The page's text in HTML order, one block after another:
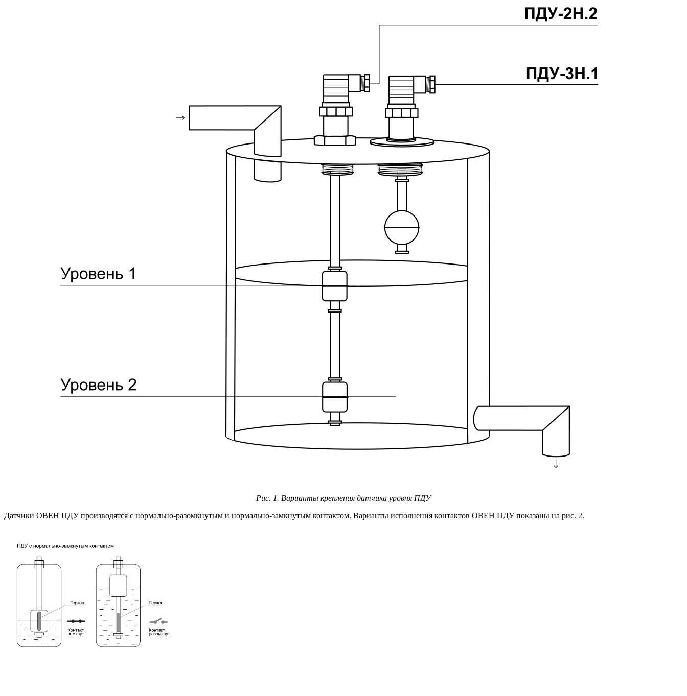
Рис. 1. Варианты крепления датчика уровня ПДУ
Датчики ОВЕН ПДУ производятся с нормально-разомкнутым и нормально-замкнутым контактом. Варианты исполнения контактов ОВЕН ПДУ показаны на рис. 2.